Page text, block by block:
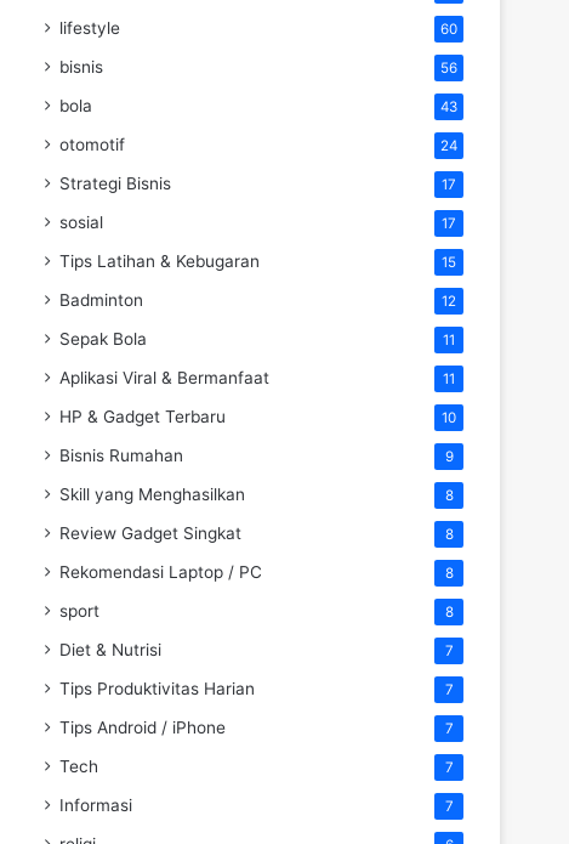
lifestyle 60
bisnis 56
bola 43
otomotif 24
Strategi Bisnis 17
sosial 17
Tips Latihan & Kebugaran 15
Badminton 12
Sepak Bola 11
Aplikasi Viral & Bermanfaat 11
HP & Gadget Terbaru 10
Bisnis Rumahan 9
Skill yang Menghasilkan 8
Review Gadget Singkat 8
Rekomendasi Laptop / PC 8
sport 8
Diet & Nutrisi 7
Tips Produktivitas Harian 7
Tips Android / iPhone 7
Tech 7
Informasi 7